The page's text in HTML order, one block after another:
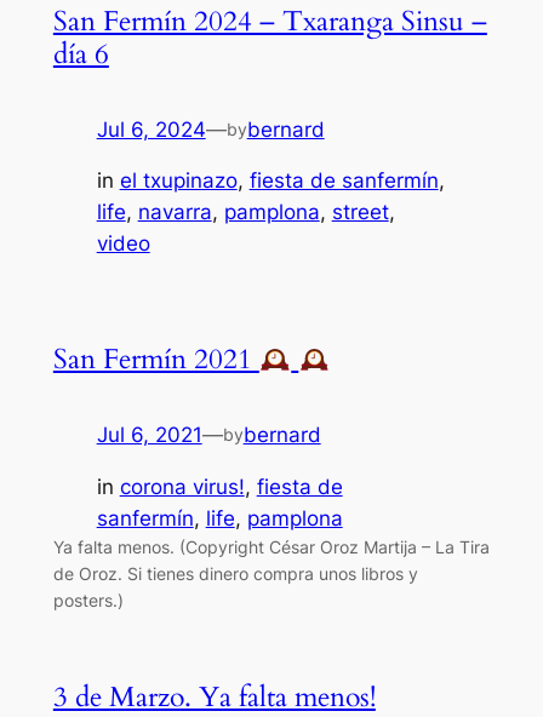
San Fermín 2024 – Txaranga Sinsu –
día 6
Jul 6, 2024—bybernard
in el txupinazo, fiesta de sanfermín
life, navarra, pamplona, street
video
San Fermín 2021
Jul 6, 2021—bybernard
in corona virus!, fiesta de
sanfermín, life, pamplona
Ya falta menos. (Copyright César Oroz Martija – La Tira
de Oroz. Si tienes dinero compra unos libros y
posters.)
3 de Marzo. Ya falta menos!